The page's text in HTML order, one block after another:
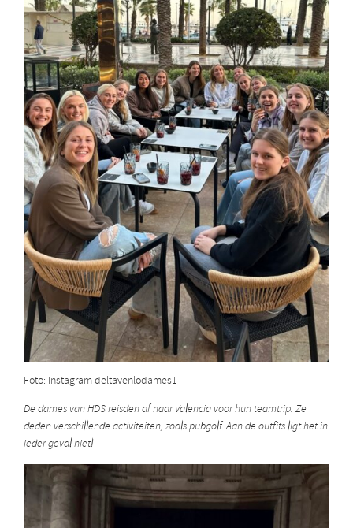
Foto: Instagram deltavenlodames1
De dames van HDS reisden af naar Valencia voor hun teamtrip. Ze
deden verschillende activiteiten, zoals pubgolf. Aan de outfits ligt het in
ieder geval niet!